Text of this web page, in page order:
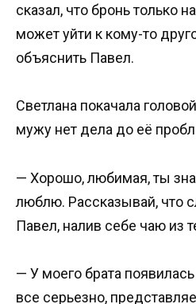
сказал, что бронь только
может уйти к кому-то
объяснить Павел.
Светлана покачала
мужу нет дела до её
— Хорошо, любимая, ты
люблю. Рассказывай, что
Павел, налив себе чаю из
— У моего брата
все серьезно,